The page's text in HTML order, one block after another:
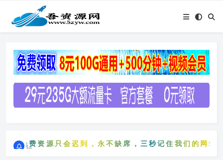
免费资源只会迟到，永不缺席，三秒记住我们的网站